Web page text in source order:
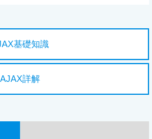
基礎知識
AJAX詳解